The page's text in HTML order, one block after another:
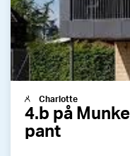
Charlotte
4.b på
pant